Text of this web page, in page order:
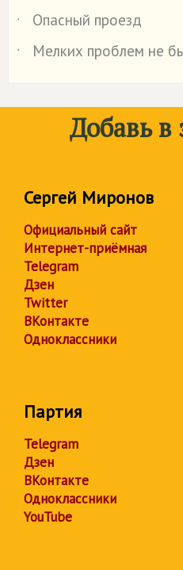
˙
Опасный проезд
˙
Мелких проблем не
Добавь в
Сергей Миронов
Официальный сайт
Интернет-приёмная
Telegram
Дзен
Twitter
ВКонтакте
Одноклассники
Партия
Telegram
Дзен
ВКонтакте
Одноклассники
YouTube